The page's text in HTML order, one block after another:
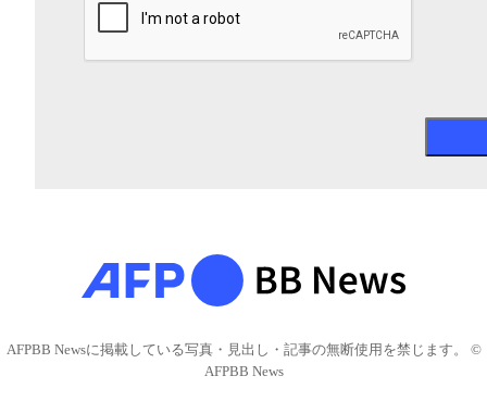
AFPBB Newsに掲載している写真・見出し・記事の無断使用を禁じます。 ©
AFPBB News